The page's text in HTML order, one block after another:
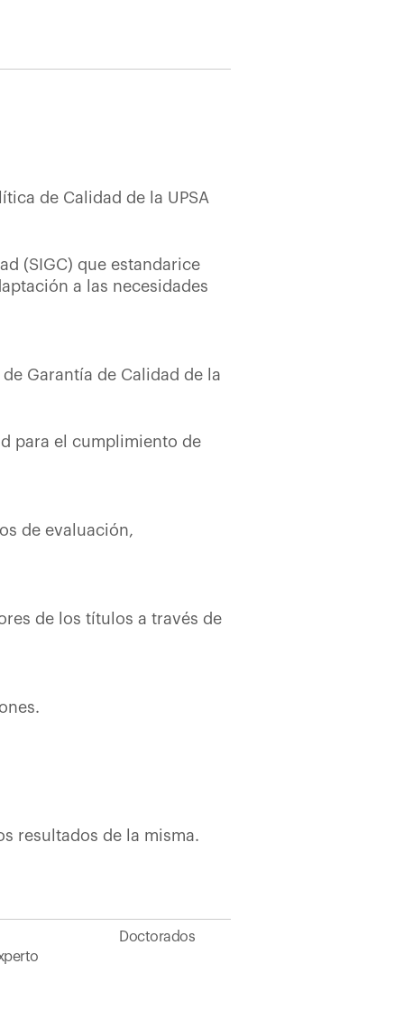
de Calidad de la UPSA
(SIGC) que estandarice
a las necesidades
Garantía de Calidad de la
para el cumplimiento de
de evaluación,
de los títulos a través de
resultados de la misma.
Doctorados